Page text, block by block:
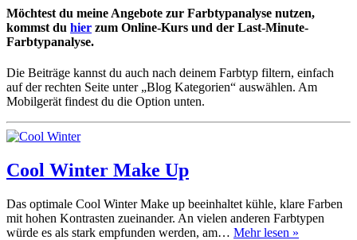
Möchtest du meine Angebote zur Farbtypanalyse nutzen,
kommst du hier zum Online-Kurs und der Last-Minute-
Farbtypanalyse.
Die Beiträge kannst du auch nach deinem Farbtyp filtern, einfach
auf der rechten Seite unter „Blog Kategorien“ auswählen. Am
Mobilgerät findest du die Option unten.
Cool Winter Make Up
Das optimale Cool Winter Make up beeinhaltet kühle, klare Farben
mit hohen Kontrasten zueinander. An vielen anderen Farbtypen
würde es als stark empfunden werden, am… Mehr lesen »